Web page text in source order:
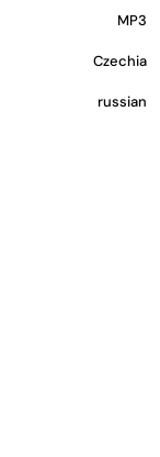
MP3
Czechia
russian